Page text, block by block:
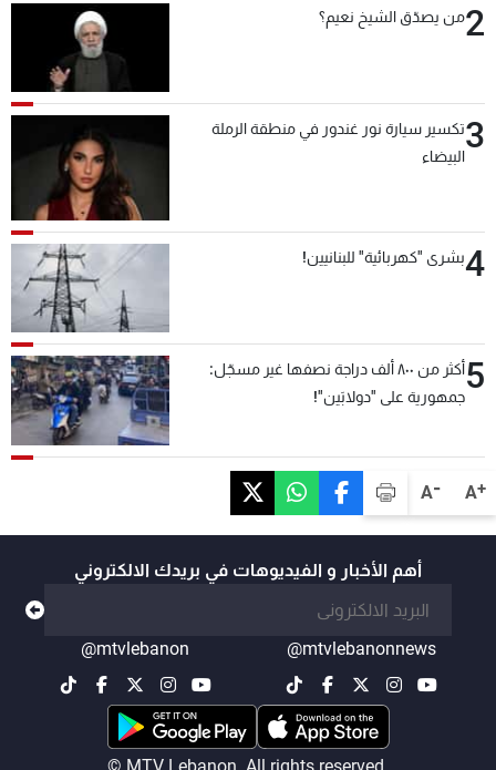
A+
A-
2من يصدّق الشيخ نعيم؟
3تكسير سيارة نور غندور في منطقة الرملة
البيضاء
4بشرى "كهربائية" للبنانيين!
5
أكثر من ٨٠٠ ألف دراجة نصفها غير مسجّل:
جمهورية على "دولابَين"!
أهم الأخبار و الفيديوهات في بريدك الالكتروني
@mtvlebanonnews
@mtvlebanon